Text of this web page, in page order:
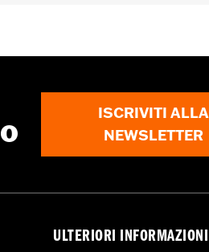
ISCRIVITI ALLA
NEWSLETTER
ULTERIORI INFORMAZIONI